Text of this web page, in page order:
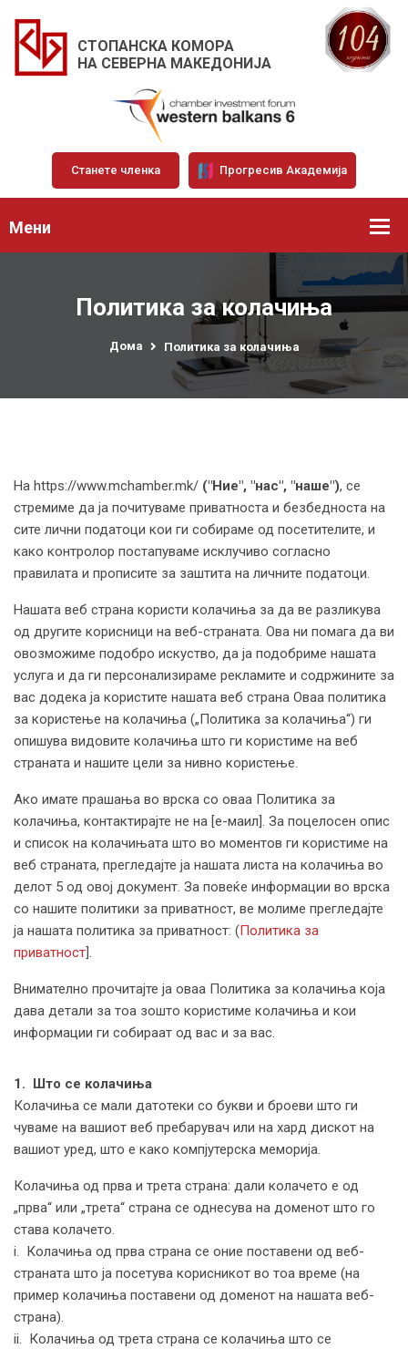
СТОПАНСКА КОМОРА
НА СЕВЕРНА МАКЕДОНИЈА
Станете членка Прогресив Академија
Мени
Политика за колачиња
Дома Политика за колачиња
На https://www.mchamber.mk/ ("Ние", "нас", "наше"), се
стремиме да ја почитуваме приватноста и безбедноста на
сите лични податоци кои ги собираме од посетителите, и
како контролор постапуваме исклучиво согласно
правилата и прописите за заштита на личните податоци.
Нашата веб страна користи колачиња за да ве разликува
од другите корисници на веб-страната. Ова ни помага да ви
овозможиме подобро искуство, да ја подобриме нашата
услуга и да ги персонализираме рекламите и содржините за
вас додека ја користите нашата веб страна Оваа политика
за користење на колачиња („Политика за колачиња“) ги
опишува видовите колачиња што ги користиме на веб
страната и нашите цели за нивно користење.
Ако имате прашања во врска со оваа Политика за
колачиња, контактирајте не на [е-маил]. За поцелосен опис
и список на колачињата што во моментов ги користиме на
веб страната, прегледајте ја нашата листа на колачиња во
делот 5 од овој документ. За повеќе информации во врска
со нашите политики за приватност, ве молиме прегледајте
ја нашата политика за приватност: (Политика за
приватност].
Внимателно прочитајте ја оваа Политика за колачиња која
дава детали за тоа зошто користиме колачиња и кои
информации ги собираат од вас и за вас.
1. Што се колачиња
Колачиња се мали датотеки со букви и броеви што ги
чуваме на вашиот веб пребарувач или на хард дискот на
вашиот уред, што е како компјутерска меморија.
Колачиња од прва и трета страна: дали колачето е од
„прва“ или „трета“ страна се однесува на доменот што го
става колачето.
i. Колачиња од прва страна се оние поставени од веб-
страната што ја посетува корисникот во тоа време (на
пример колачиња поставени од доменот на нашата веб-
страна).
ii. Колачиња од трета страна се колачиња што се